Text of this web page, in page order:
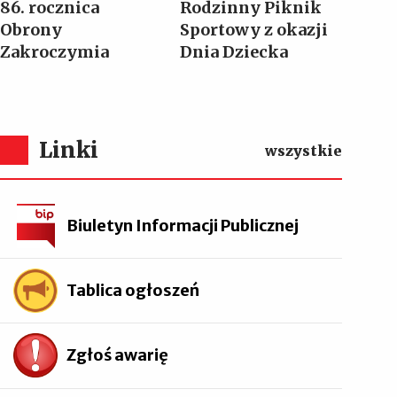
86. rocznica
Obrony
Zakroczymia
Rodzinny Piknik
Sportowy z okazji
Dnia Dziecka
Linki wszystkie
Biuletyn Informacji Publicznej
Tablica ogłoszeń
Zgłoś awarię